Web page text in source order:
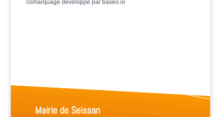
comarquage developpé par baseo.io
Mairie de Seissan